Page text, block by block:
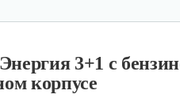
3+1 с
корпусе